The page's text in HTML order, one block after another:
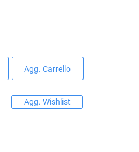
Agg. Carrello
Agg. Wishlist